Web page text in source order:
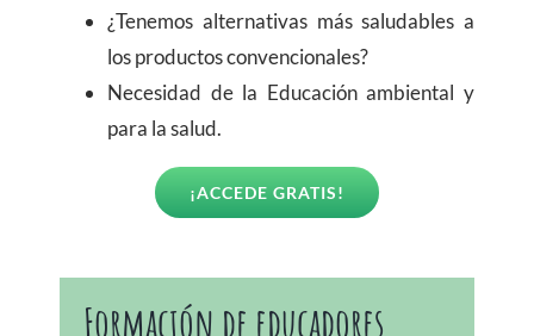
¿Tenemos alternativas más saludables a
los productos convencionales?
Necesidad de la Educación ambiental y
para la salud.
¡ACCEDE GRATIS!
Formación de educadores